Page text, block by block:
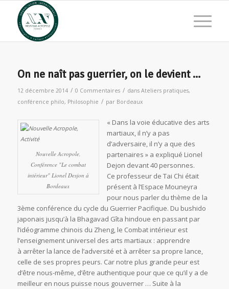
On ne naît pas guerrier, on le devient …
12 décembre 2014 / 0 Commentaires / dans Ateliers pratiques,
conférence philo, Philosophie / par Bordeaux
Nouvelle Acropole,
Conférence "Le combat
intérieur" Lionel Desjon à
Bordeaux
« Dans la voie éducative des arts
martiaux, il n’y a pas
d’adversaire, il n’y a que des
partenaires » a expliqué Lionel
Dejon devant 40 personnes.
Ce professeur de Tai Chi était
présent à l’Espace Mouneyra
pour nous parler du thème de la
3ème conférence du cycle du Guerrier Pacifique. Du bushido
japonais jusqu’à la Bhagavad Gîta hindoue en passant par
l’idéogramme chinois du Zheng, le Combat intérieur est
l’enseignement universel des arts martiaux : apprendre
à arrêter la lance de l’adversité et à arrêter sa propre lance,
celle de ses propres peurs. Car notre plus grande peur est
d’être nous-même, d’être authentique pour que ce qu’il y a de
meilleur en nous puisse nous gouverner … Suite à la